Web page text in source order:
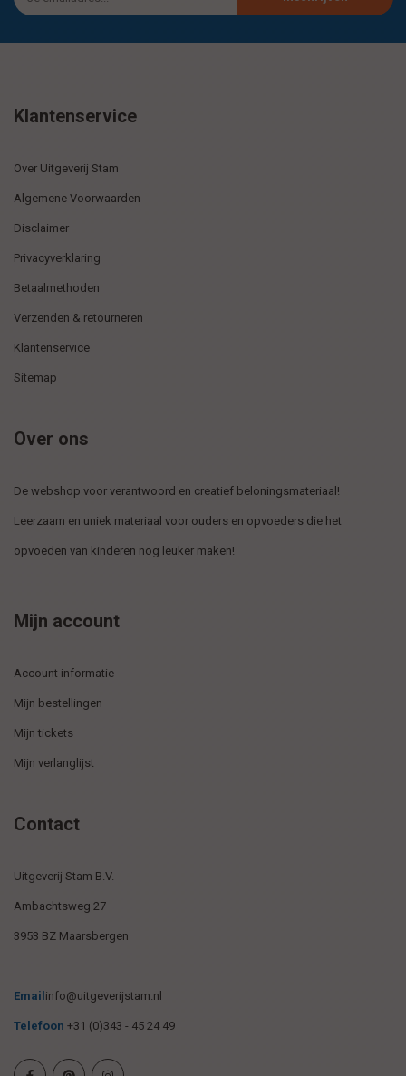
Klantenservice
Over Uitgeverij Stam
Algemene Voorwaarden
Disclaimer
Privacyverklaring
Betaalmethoden
Verzenden & retourneren
Klantenservice
Sitemap
Over ons
De webshop voor verantwoord en creatief beloningsmateriaal!
Leerzaam en uniek materiaal voor ouders en opvoeders die het
opvoeden van kinderen nog leuker maken!
Mijn account
Account informatie
Mijn bestellingen
Mijn tickets
Mijn verlanglijst
Contact
Uitgeverij Stam B.V.
Ambachtsweg 27
3953 BZ Maarsbergen
Email info@uitgeverijstam.nl
Telefoon +31 (0)343 - 45 24 49